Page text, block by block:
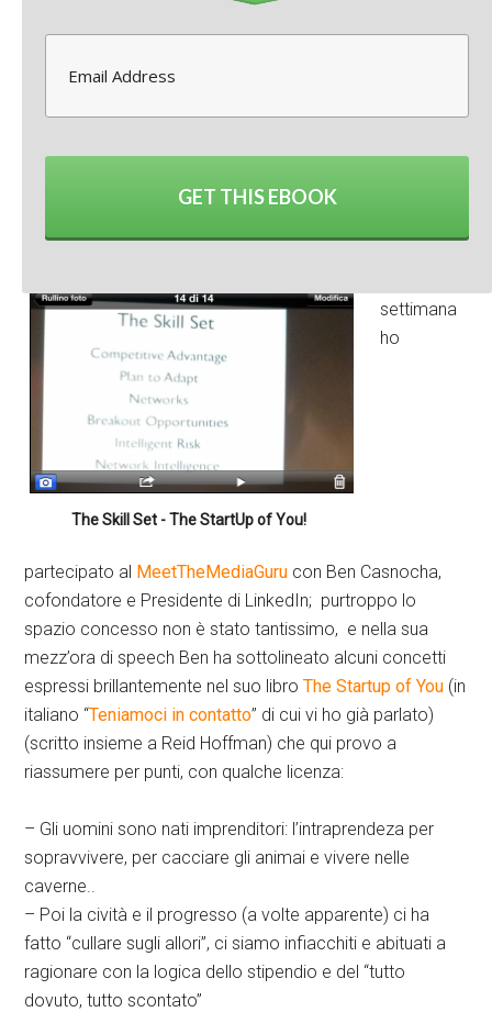
Twitter 0
Google+ 0
The Skill Set - The StartUp of You!
settimana
ho
partecipato al MeetTheMediaGuru con Ben Casnocha,
cofondatore e Presidente di LinkedIn; purtroppo lo
spazio concesso non è stato tantissimo, e nella sua
mezz’ora di speech Ben ha sottolineato alcuni concetti
espressi brillantemente nel suo libroThe Startup of You (in
italiano “Teniamoci in contatto” di cui vi ho già parlato)
(scritto insieme a Reid Hoffman) che qui provo a
riassumere per punti, con qualche licenza:
– Gli uomini sono nati imprenditori: l’intraprendeza per
sopravvivere, per cacciare gli animai e vivere nelle
caverne..
– Poi la cività e il progresso (a volte apparente) ci ha
fatto “cullare sugli allori”, ci siamo infiacchiti e abituati a
ragionare con la logica dello stipendio e del “tutto
dovuto, tutto scontato”
GET THIS EBOOK